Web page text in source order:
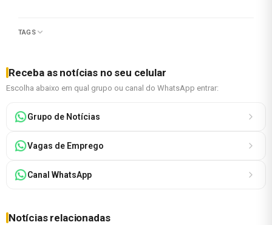
TAGS
Receba as notícias no seu celular
Escolha abaixo em qual grupo ou canal do WhatsApp entrar:
Grupo de Notícias
Vagas de Emprego
Canal WhatsApp
Notícias relacionadas